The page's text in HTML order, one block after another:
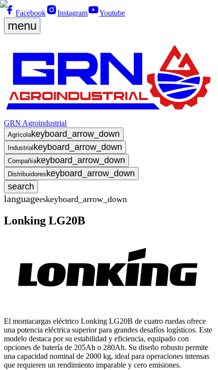
Facebook Instagram Youtube
menu
GRN Agroindustrial
Agrícolakeyboard_arrow_down
Industrial keyboard_arrow_down
Compañíakeyboard_arrow_down
Distribuidores keyboard_arrow_down
search
languageeskeyboard_arrow_down
Lonking LG20B
El montacargas eléctrico Lonking LG20B de cuatro ruedas ofrece
una potencia eléctrica superior para grandes desafíos logísticos. Este
modelo destaca por su estabilidad y eficiencia, equipado con
opciones de batería de 205Ah o 280Ah. Su diseño robusto permite
una capacidad nominal de 2000 kg, ideal para operaciones intensas
que requieren un rendimiento imparable y cero emisiones.